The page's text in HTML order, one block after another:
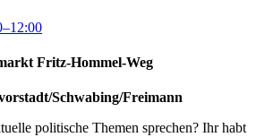
Fritz-Hommel-Weg
Schwabing/Freimann
politische Themen sprechen? Ihr habt